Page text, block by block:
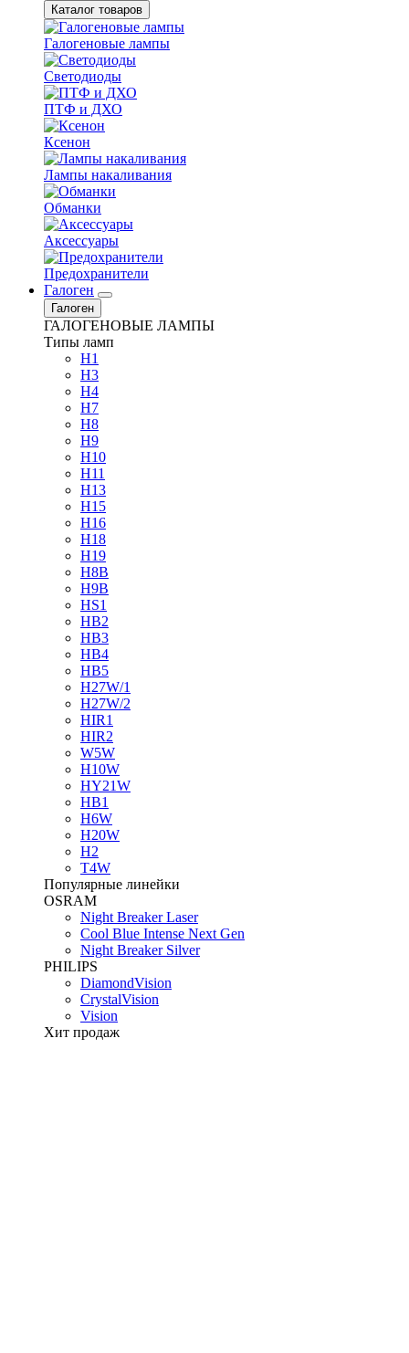
Каталог товаров
Галогеновые лампы
Светодиоды
ПТФ и ДХО
Ксенон
Лампы накаливания
Обманки
Аксессуары
Предохранители
Галоген
Галоген
ГАЛОГЕНОВЫЕ ЛАМПЫ
Типы ламп
H1
H3
H4
H7
H8
H9
H10
H11
H13
H15
H16
H18
H19
H8B
H9B
HS1
HB2
HB3
HB4
HB5
H27W/1
H27W/2
HIR1
HIR2
W5W
H10W
HY21W
HB1
H6W
H20W
H2
T4W
Популярные линейки
OSRAM
Night Breaker Laser
Cool Blue Intense Next Gen
Night Breaker Silver
PHILIPS
DiamondVision
CrystalVision
Vision
Хит продаж